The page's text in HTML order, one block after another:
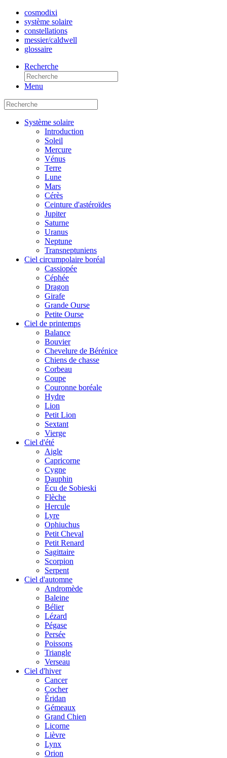
cosmodixi
système solaire
constellations
messier/caldwell
glossaire
Recherche
Menu
Système solaire
Introduction
Soleil
Mercure
Vénus
Terre
Lune
Mars
Cérès
Ceinture d'astéroïdes
Jupiter
Saturne
Uranus
Neptune
Transneptuniens
Ciel circumpolaire boréal
Cassiopée
Céphée
Dragon
Girafe
Grande Ourse
Petite Ourse
Ciel de printemps
Balance
Bouvier
Chevelure de Bérénice
Chiens de chasse
Corbeau
Coupe
Couronne boréale
Hydre
Lion
Petit Lion
Sextant
Vierge
Ciel d'été
Aigle
Capricorne
Cygne
Dauphin
Écu de Sobieski
Flèche
Hercule
Lyre
Ophiuchus
Petit Cheval
Petit Renard
Sagittaire
Scorpion
Serpent
Ciel d'automne
Andromède
Baleine
Bélier
Lézard
Pégase
Persée
Poissons
Triangle
Verseau
Ciel d'hiver
Cancer
Cocher
Éridan
Gémeaux
Grand Chien
Licorne
Lièvre
Lynx
Orion